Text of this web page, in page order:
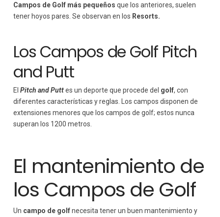
Campos de Golf más pequeños que los anteriores, suelen
tener hoyos pares. Se observan en los Resorts.
Los Campos de Golf Pitch
and Putt
El Pitch and Puttes un deporte que procede del golf, con
diferentes características y reglas. Los campos disponen de
extensiones menores que los campos de golf; estos nunca
superan los 1200 metros.
El mantenimiento de
los Campos de Golf
Un campo de golfnecesita tener un buen mantenimiento y